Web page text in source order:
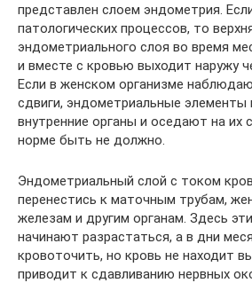
представлен слоем эндометрия.
патологических процессов, то
эндометриального слоя во время
и вместе с кровью выходит наружу
Если в женском организме
сдвиги, эндометриальные элементы
внутренние органы и оседают на их
норме быть не должно.
Эндометриальный слой с током
перенестись к маточным трубам,
железам и другим органам. Здесь
начинают разрастаться, а в дни
кровоточить, но кровь не находит
приводит к сдавливанию нервных